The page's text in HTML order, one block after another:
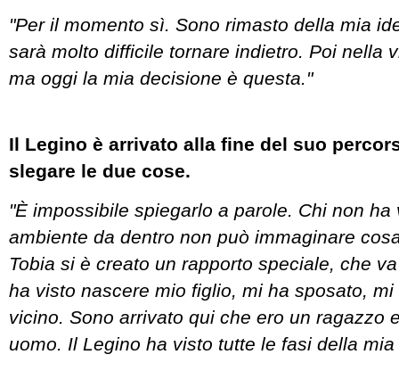
"Per il momento sì. Sono rimasto della mia
sarà molto difficile tornare indietro. Poi nella
ma oggi la mia decisione è questa."
Il Legino è arrivato alla fine del suo
slegare le due cose.
"È impossibile spiegarlo a parole. Chi non ha
ambiente da dentro non può immaginare
Tobia si è creato un rapporto speciale, che
ha visto nascere mio figlio, mi ha sposato,
vicino. Sono arrivato qui che ero un ragazzo
uomo. Il Legino ha visto tutte le fasi della mia